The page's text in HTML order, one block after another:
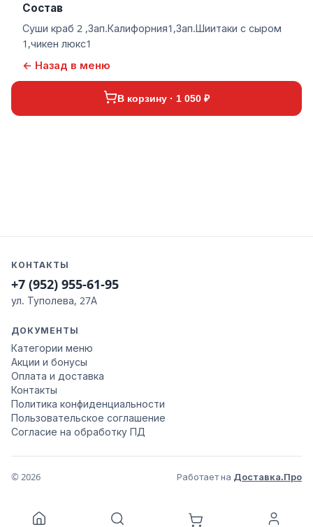
Состав
Суши краб 2 ,Зап.Калифорния1,Зап.Шиитаки с сыром
1,чикен люкс1
← Назад в меню
В корзину · 1 050 ₽
КОНТАКТЫ
+7 (952) 955-61-95
ул. Туполева, 27А
ДОКУМЕНТЫ
Категории меню
Акции и бонусы
Оплата и доставка
Контакты
Политика конфиденциальности
Пользовательское соглашение
Согласие на обработку ПД
© 2026 Работает на Доставка.Про